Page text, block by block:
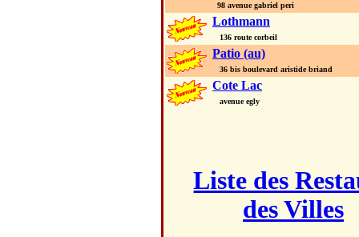
98 avenue gabriel peri
Lothmann
136 route corbeil
Patio (au)
36 bis boulevard aristide briand
Cote Lac
avenue egly
Liste des
des Villes